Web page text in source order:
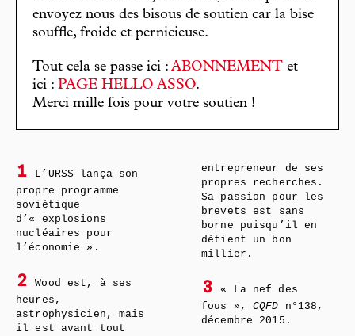
envoyez nous des bisous de soutien car la bise
souffle, froide et pernicieuse.
Tout cela se passe ici : ABONNEMENT et
ici : PAGE HELLO ASSO.
Merci mille fois pour votre soutien !
1
L’URSS lança son
propre programme
soviétique
d’« explosions
nucléaires pour
l’économie ».
2
Wood est, à ses
heures,
astrophysicien, mais
il est avant tout
entrepreneur de ses
propres recherches.
Sa passion pour les
brevets est sans
borne puisqu’il en
détient un bon
millier.
3
« La nef des
fous »,CQFD n°138,
décembre 2015.